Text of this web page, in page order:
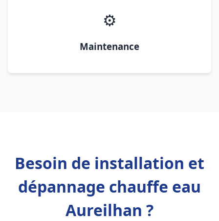
⚙️
Maintenance
Besoin de installation et
dépannage chauffe eau
Aureilhan ?